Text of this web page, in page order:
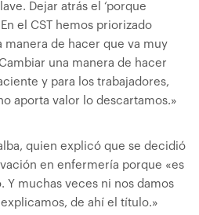
Dejar atrás el ‘porque
el CST hemos priorizado
manera de hacer que va muy
una manera de hacer
y para los trabajadores,
aporta valor lo descartamos.»
quien explicó que se decidió
en enfermería porque «es
Y muchas veces ni nos damos
de ahí el título.»